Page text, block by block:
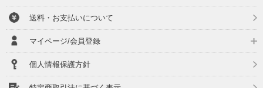
送料・お支払いについて
マイページ/会員登録
個人情報保護方針